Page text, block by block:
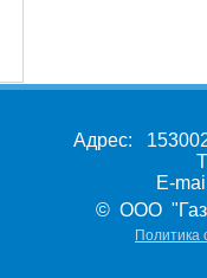
Адрес:
E-
© ООО
Политика